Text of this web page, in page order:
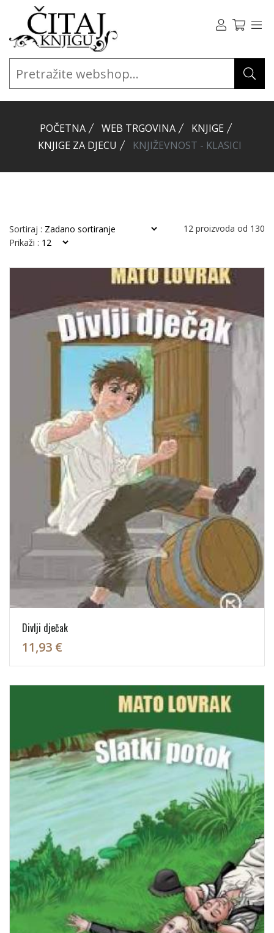
POČETNA WEB TRGOVINA
KNJIGE
KNJIGE ZA DJECU
KNJIŽEVNOST - KLASICI
Sortiraj : 12 proizvoda od 130
Prikaži :
Divlji dječak
11,93 €